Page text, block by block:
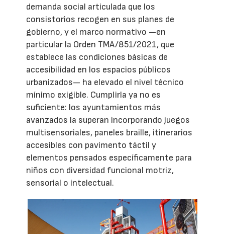
demanda social articulada que los
consistorios recogen en sus planes de
gobierno, y el marco normativo —en
particular la Orden TMA/851/2021, que
establece las condiciones básicas de
accesibilidad en los espacios públicos
urbanizados— ha elevado el nivel técnico
mínimo exigible. Cumplirla ya no es
suficiente: los ayuntamientos más
avanzados la superan incorporando juegos
multisensoriales, paneles braille, itinerarios
accesibles con pavimento táctil y
elementos pensados específicamente para
niños con diversidad funcional motriz,
sensorial o intelectual.